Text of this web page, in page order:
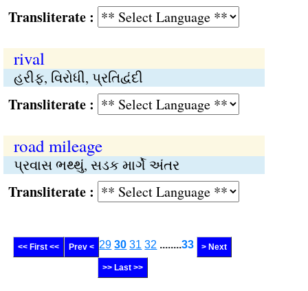
:
rival
હરીફ, વિરોધી, પ્રતિદ્વંદી
:
road mileage
પ્રવાસ ભથ્થું, સડક માર્ગે અંતર
:
<< First << Prev < 29 30 31 32 ........33 > Next
>> Last >>